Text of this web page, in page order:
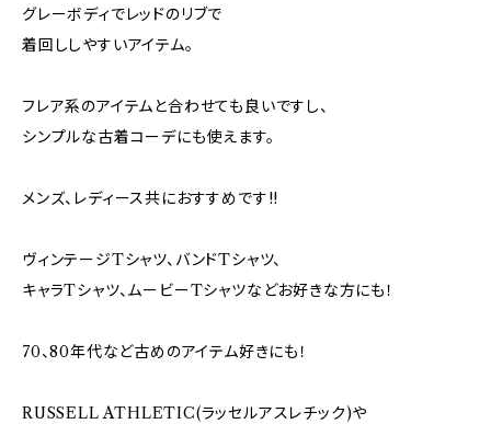
グレーボディでレッドのリブで
着回ししやすいアイテム。
フレア系のアイテムと合わせても良いですし、
シンプルな古着コーデにも使えます。
メンズ、レディース共におすすめです!!
ヴィンテージTシャツ、バンドTシャツ、
キャラTシャツ、ムービーTシャツなどお好きな方にも！
70、80年代など古めのアイテム好きにも！
RUSSELL ATHLETIC(ラッセルアスレチック)や